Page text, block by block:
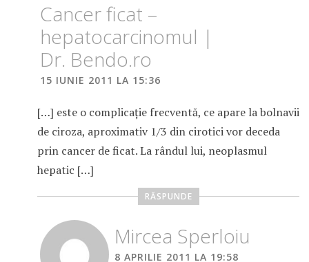
Cancer ficat –
hepatocarcinomul |
Dr. Bendo.ro
15 IUNIE 2011 LA 15:36
[…] este o complicaţie frecventă, ce apare la bolnavii
de ciroza, aproximativ 1/3 din cirotici vor deceda
prin cancer de ficat. La rândul lui, neoplasmul
hepatic […]
RĂSPUNDE
Mircea Sperloiu
8 APRILIE 2011 LA 19:58